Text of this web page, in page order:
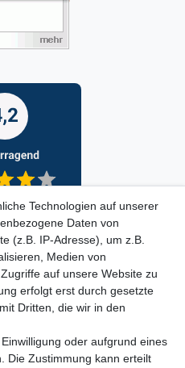
Technologien auf unserer
Daten von
(z.B. IP-Adresse), um z.B.
Medien von
auf unsere Website zu
erfolgt erst durch gesetzte
Dritten, die wir in den
oder aufgrund eines
Die Zustimmung kann erteilt